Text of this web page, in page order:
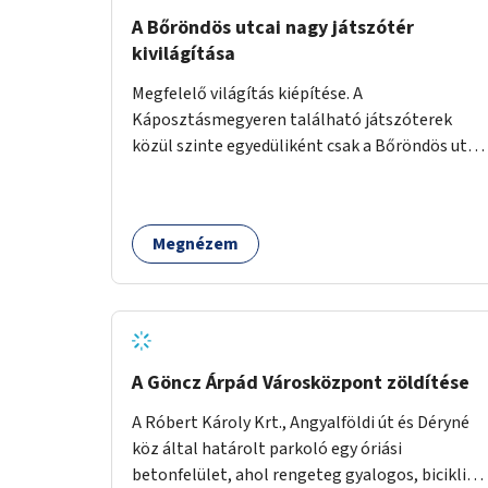
A Bőröndös utcai nagy játszótér
kivilágítása
Megfelelő világítás kiépítése. A
Káposztásmegyeren található játszóterek
közül szinte egyedüliként csak a Bőröndös utca
miatt a őszi és téli hónapokban nem lehet ide
járni a gyerekekkel.
Megnézem
A Göncz Árpád Városközpont zöldítése
A Róbert Károly Krt., Angyalföldi út és Déryné
köz által határolt parkoló egy óriási
betonfelület, ahol rengeteg gyalogos, biciklis